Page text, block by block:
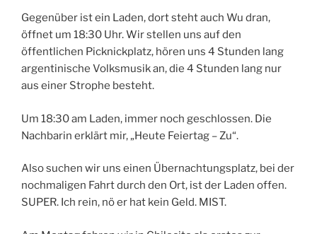
Gegenüber ist ein Laden, dort steht auch Wu dran,
öffnet um 18:30 Uhr. Wir stellen uns auf den
öffentlichen Picknickplatz, hören uns 4 Stunden lang
argentinische Volksmusik an, die 4 Stunden lang nur
aus einer Strophe besteht.
Um 18:30 am Laden, immer noch geschlossen. Die
Nachbarin erklärt mir, „Heute Feiertag – Zu“.
Also suchen wir uns einen Übernachtungsplatz, bei der
nochmaligen Fahrt durch den Ort, ist der Laden offen.
SUPER. Ich rein, nö er hat kein Geld. MIST.